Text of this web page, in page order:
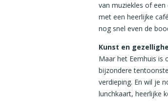
van muziekles of
met een heerlijke
nog snel even de
Kunst en
Maar het Eemhuis is
bijzondere
verdieping. En wil je
lunchkaart, heerlijke